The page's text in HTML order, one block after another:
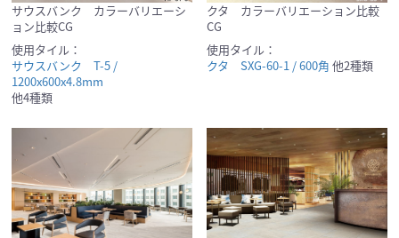
サウスバンク カラーバリエーシ
ョン比較CG
使用タイル：
サウスバンク T-5 /
1200x600x4.8mm
他4種類
クタ カラーバリエーション比較
CG
使用タイル：
クタ SXG-60-1 / 600角 他2種類